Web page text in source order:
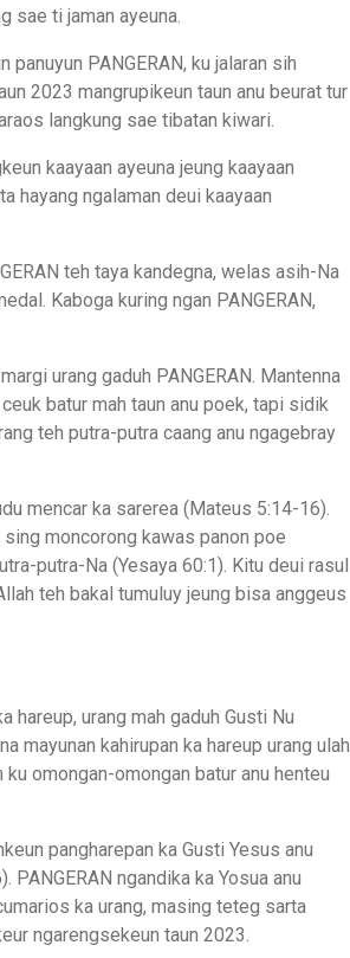
sae ti jaman ayeuna.
PANGERAN, ku jalaran sih
2023 mangrupikeun taun anu beurat tur
langkung sae tibatan kiwari.
kaayaan ayeuna jeung kaayaan
hayang ngalaman deui kaayaan
teh taya kandegna, welas asih-Na
Kaboga kuring ngan PANGERAN,
urang gaduh PANGERAN. Mantenna
batur mah taun anu poek, tapi sidik
teh putra-putra caang anu ngagebray
mencar ka sarerea (Mateus 5:14-16).
moncorong kawas panon poe
putra-Na (Yesaya 60:1). Kitu deui rasul
teh bakal tumuluy jeung bisa anggeus
hareup, urang mah gaduh Gusti Nu
mayunan kahirupan ka hareup urang ulah
omongan-omongan batur anu henteu
pangharepan ka Gusti Yesus anu
ngandika ka Yosua anu
ka urang, masing teteg sarta
ngarengsekeun taun 2023.